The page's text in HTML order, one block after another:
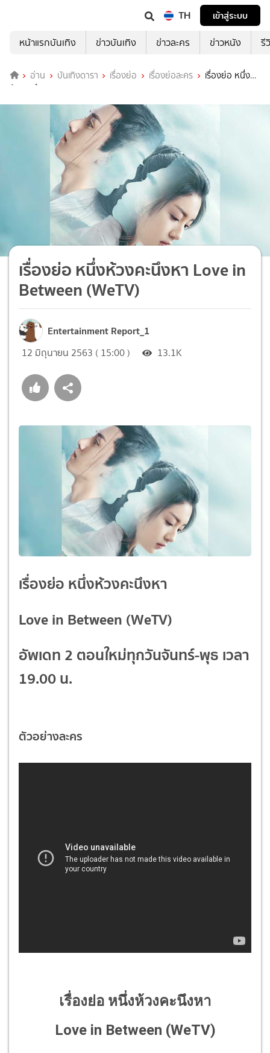
TH
เข้าสู่ระบบ
หน้าแรกบันเทิง
ข่าวบันเทิง ข่าวละคร ข่าวหนัง รี
อ่าน บันเทิงดารา เรื่องย่อ เรื่องย่อละคร
เรื่องย่อ หนึ่ง
ห้วงคะนึงหา Love in Between (WeTV)
เรื่องย่อ หนึ่งห้วงคะนึงหา Love in
Between (WeTV)
Entertainment Report_1
12 มิถุนายน 2563 ( 15:00 ) 13.1K
เรื่องย่อ หนึ่งห้วงคะนึงหา
Love in Between (WeTV)
อัพเดท 2 ตอนใหม่ทุกวันจันทร์-พุธ เวลา
19.00 น.
ตัวอย่างละคร
เรื่องย่อ หนึ่งห้วงคะนึงหา
Love in Between (WeTV)